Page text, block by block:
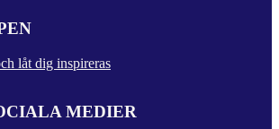
låt dig inspireras
MEDIER